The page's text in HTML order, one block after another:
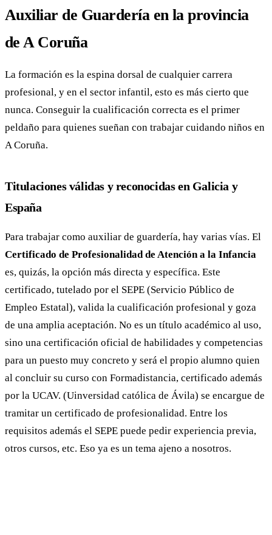
Auxiliar de Guardería en la provincia
de A Coruña
La formación es la espina dorsal de cualquier carrera
profesional, y en el sector infantil, esto es más cierto que
nunca. Conseguir la cualificación correcta es el primer
peldaño para quienes sueñan con trabajar cuidando niños en
A Coruña.
Titulaciones válidas y reconocidas en Galicia y
España
Para trabajar como auxiliar de guardería, hay varias vías. El
Certificado de Profesionalidad de Atención a la Infancia
es, quizás, la opción más directa y específica. Este
certificado, tutelado por el SEPE (Servicio Público de
Empleo Estatal), valida la cualificación profesional y goza
de una amplia aceptación. No es un título académico al uso,
sino una certificación oficial de habilidades y competencias
para un puesto muy concreto y será el propio alumno quien
al concluir su curso con Formadistancia, certificado además
por la UCAV. (Uinversidad católica de Ávila) se encargue de
tramitar un certificado de profesionalidad. Entre los
requisitos además el SEPE puede pedir experiencia previa,
otros cursos, etc. Eso ya es un tema ajeno a nosotros.